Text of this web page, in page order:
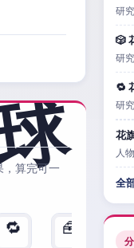
算完可一
🔁 🧰
研
🎲
研
🔁
研
花
人
全